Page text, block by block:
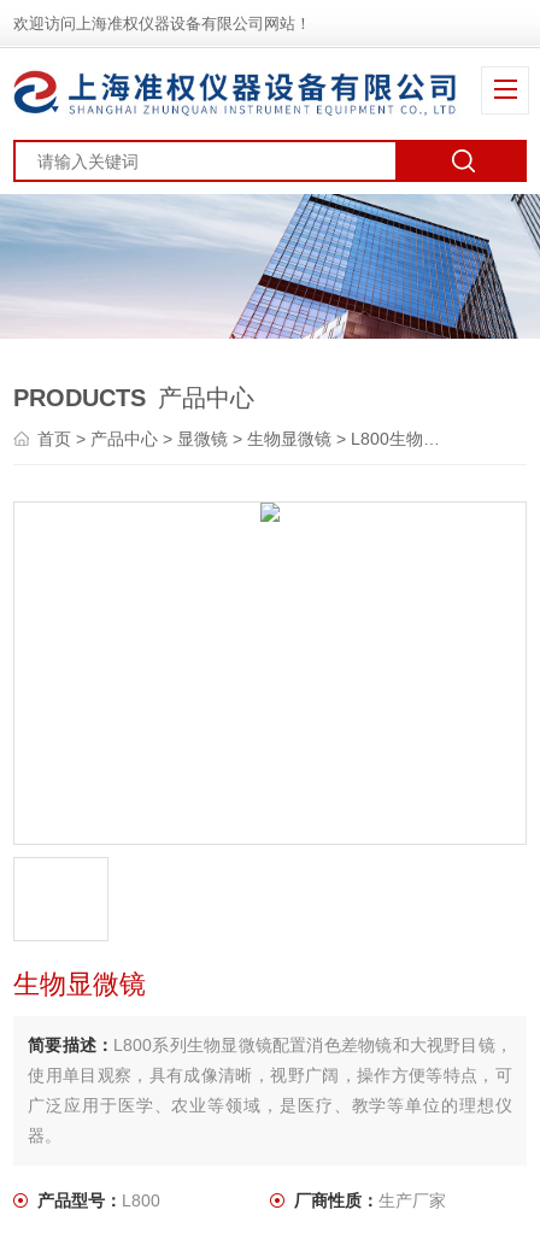
欢迎访问上海准权仪器设备有限公司网站！
PRODUCTS 产品中心
首页> 产品中心 > 显微镜 >生物显微镜 > L800生物显微镜
生物显微镜
简要描述： L800系列生物显微镜配置消色差物镜和大视野目镜，
使用单目观察，具有成像清晰，视野广阔，操作方便等特点，可
广泛应用于医学、农业等领域，是医疗、教学等单位的理想仪
器。
产品型号： L800 厂商性质： 生产厂家